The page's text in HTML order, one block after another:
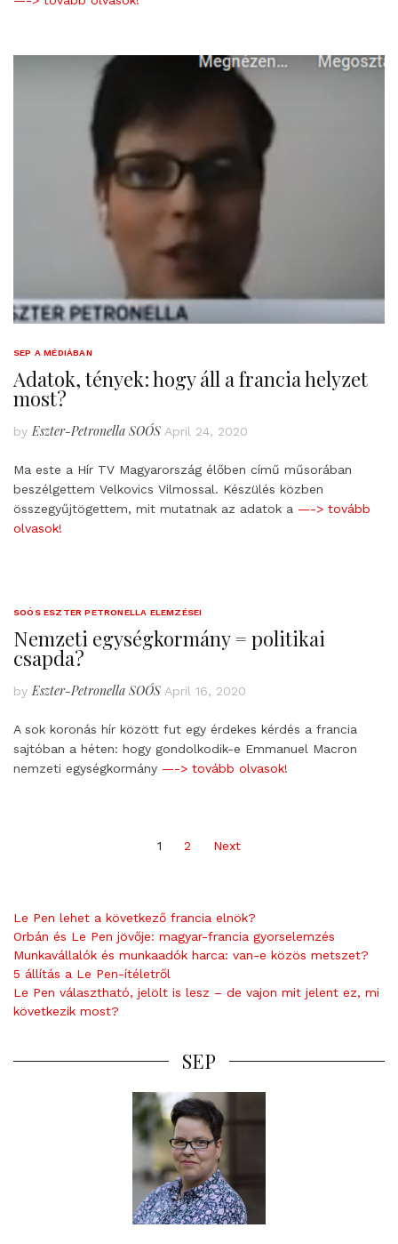
SEP A MÉDIÁBAN
Adatok, tények: hogy áll a francia helyzet
most?
by Eszter-Petronella SOÓS April 24, 2020
Ma este a Hír TV Magyarország élőben című műsorában
beszélgettem Velkovics Vilmossal. Készülés közben
összegyűjtögettem, mit mutatnak az adatok a —-> tovább
olvasok!
SOÓS ESZTER PETRONELLA ELEMZÉSEI
Nemzeti egységkormány = politikai
csapda?
by Eszter-Petronella SOÓS April 16, 2020
A sok koronás hír között fut egy érdekes kérdés a francia
sajtóban a héten: hogy gondolkodik-e Emmanuel Macron
nemzeti egységkormány —-> tovább olvasok!
1 2 Next
Le Pen lehet a következő francia elnök?
Orbán és Le Pen jövője: magyar-francia gyorselemzés
Munkavállalók és munkaadók harca: van-e közös metszet?
5 állítás a Le Pen-ítéletről
Le Pen választható, jelölt is lesz – de vajon mit jelent ez, mi
következik most?
SEP